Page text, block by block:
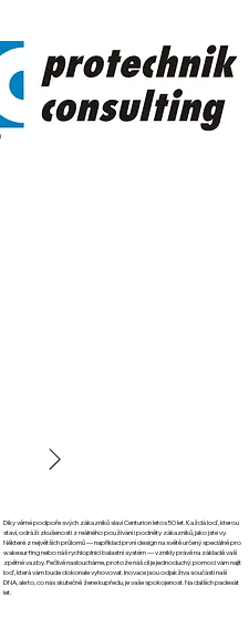
Díky věrné podpoře svých zákazníků slaví Centurion letos 50 let. Každá loď, kterou
staví, odráží zkušenosti z reálného používání i podněty zákazníků, jako jste vy.
Některé z největších průlomů — například první design na světě určený speciálně pro
wakesurfing nebo náš rychloplnicí balastní systém — vznikly právě na základě vaší
zpětné vazby. Pečlivě nasloucháme, protože náš cíl je jednoduchý: pomoci vám najít
loď, která vám bude dokonale vyhovovat. Inovace jsou odjakživa součástí naší
DNA, ale to, co nás skutečně žene kupředu, je vaše spokojenost. Na dalších padesát
let.